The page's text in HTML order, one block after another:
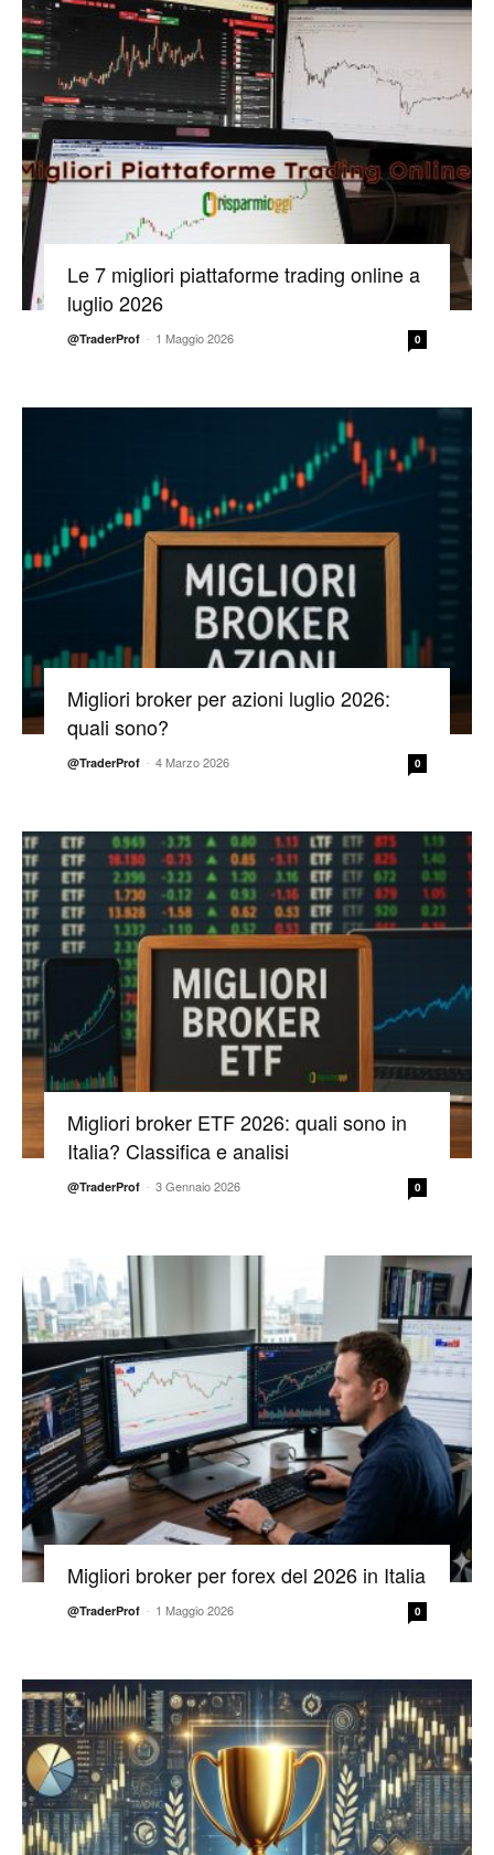
Le 7 migliori piattaforme trading online a
luglio 2026
@TraderProf - 1 Maggio 2026 0
Migliori broker per azioni luglio 2026:
quali sono?
@TraderProf - 4 Marzo 2026 0
Migliori broker ETF 2026: quali sono in
Italia? Classifica e analisi
@TraderProf - 3 Gennaio 2026 0
Migliori broker per forex del 2026 in Italia
@TraderProf - 1 Maggio 2026 0